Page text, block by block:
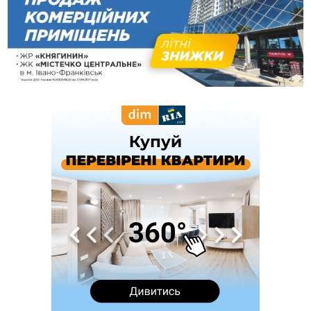
13:30 ФОТО На Надрічній тривають останні приготування до
нового руху
12:57
У Франківську зафіксували найбільшу спеку за всю історію
спостережень
12:24
Лікування наркоманії Київ: чому важливо розпочати
терапію якомога раніше
тисяч гривень у валюті, засудили до 5 років
Податкова передасть в Міноборони для "Оберегу" дані про
чоловіків 18–60 років
Водійка, яку на Сухомлинського побив інший керманич,
відмовилася від обвинувачення — справу закрили
У Франківську, Коломиї, Долині та Яремче 6 серпня
зафіксували рекордну спеку
Змушував надсилати інтимні фото: на Прикарпатті
затримали підозрюваного у розбещенні малолітньої
АМКУ розпочав справу проти Гвіздецької селищної ради
через різні ставки земельного податку
Синоптики попереджають про значний дощ на Прикарпатті
до кінця п'ятниці